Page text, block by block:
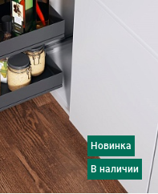
Новинка
в наличии